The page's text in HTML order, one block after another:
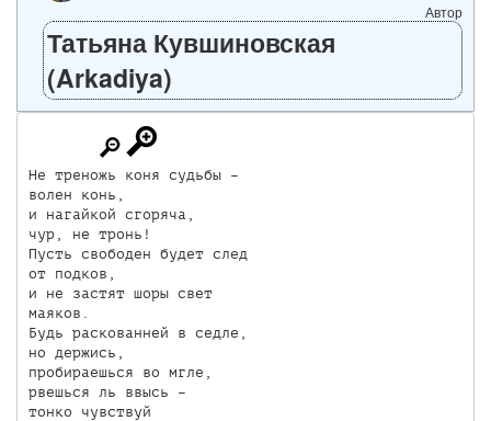
Автор
Татьяна Кувшиновская
(Arkadiya)
Не треножь коня судьбы –
волен конь,
и нагайкой сгоряча,
чур, не тронь!
Пусть свободен будет след
от подков,
и не застят шоры свет
маяков.
Будь раскованней в седле,
но держись,
пробираешься во мгле,
рвешься ль ввысь –
тонко чувствуй